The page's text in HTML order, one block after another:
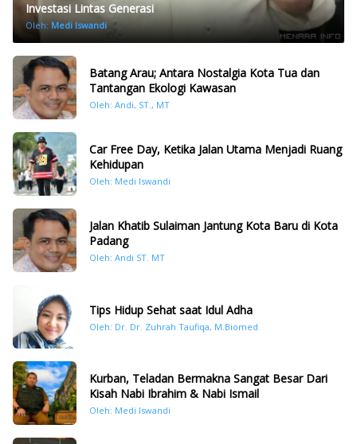
Investasi Lintas Generasi
Oleh: Medi Iswandi
Batang Arau; Antara Nostalgia Kota Tua dan
Tantangan Ekologi Kawasan
Oleh: Andi, ST., MT
Car Free Day, Ketika Jalan Utama Menjadi Ruang
Kehidupan
Oleh: Medi Iswandi
Jalan Khatib Sulaiman Jantung Kota Baru di Kota
Padang
Oleh: Andi ST. MT
Tips Hidup Sehat saat Idul Adha
Oleh: Dr. Dr. Zuhrah Taufiqa, M.Biomed
Kurban, Teladan Bermakna Sangat Besar Dari
Kisah Nabi Ibrahim & Nabi Ismail
Oleh: Medi Iswandi